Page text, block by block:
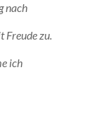
nach
Freude zu.
ich